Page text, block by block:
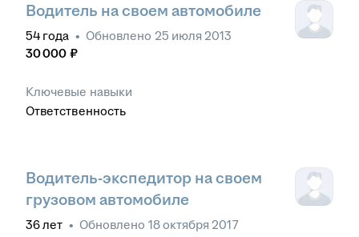
Водитель на своем автомобиле
54 года • Обновлено 25 июля 2013
30 000 ₽
Ключевые навыки
Ответственность
Водитель-экспедитор на своем
грузовом автомобиле
36лет • Обновлено 18 октября 2017